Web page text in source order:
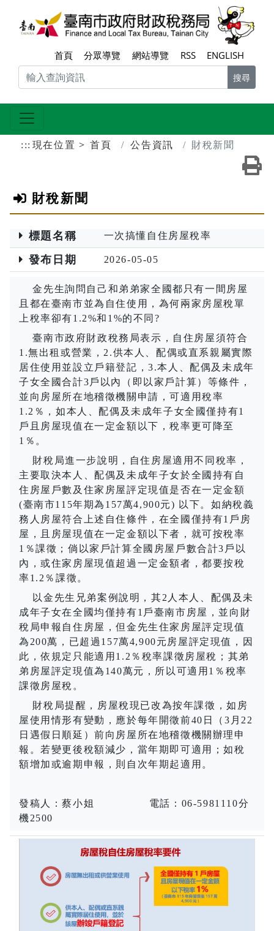
跳到主要內容區塊
首頁 分眾導覽 網站導覽 RSS ENGLISH
搜尋
::: 現在位置 首頁 公告資訊
財稅新聞
財稅新聞
標題名稱 一次搞懂自住房屋稅率
發布日期 2026-05-05
金先生詢問自己和弟弟家全國都只有一間房屋
且都在臺南市並為自住使用，為何兩家房屋稅單
上稅率卻有1.2%和 1%的不同?
臺南市政府財政稅務局表示，自住房屋須符合
1.無出租或營業， 2.供本人、配偶或直系親屬實際
居住使用並設立戶籍登記，3.本人、配偶及未成年
子女全國合計3戶以內（即以家戶計算）等條件，
並向房屋所在地稽徵機關申請，可適用稅率
1.2 ％，如本人、配偶及未成年子女全國僅持有1
戶且房屋現值在一定金額以下，稅率更可降至
1 ％。
財稅局進一步說明，自住房屋適用不同稅率，
主要取決本人、配偶及未成年子女於全國持有自
住房屋戶數及住家房屋評定現值是否在一定金額
(臺南市115年期為 157萬4,900元) 以下。如納稅義
務人房屋符合上述自住條件，在全國僅持有1 戶房
屋，且房屋現值在一定金額以下者，就可按稅率
1 ％課徵；倘以家戶計算全國房屋戶數合計3 戶以
內，或住家房屋現值超過一定金額者，都要按稅
率1.2 ％課徵。
以金先生兄弟案例說明，其2 人本人、配偶及未
成年子女在全國均僅持有1 戶臺南市房屋，並向財
稅局申報自住房屋，但金先生住家房屋評定現值
為 200萬，已超過 157萬4,900元房屋評定現值，因
此，依規定只能適用 1.2 ％稅率課徵房屋稅；其弟
弟房屋評定現值為 140萬元，所以可適用 1 ％稅率
課徵房屋稅。
財稅局提醒，房屋稅現已改為按年課徵，如房
屋使用情形有變動，應於每年開徵前40 日（3 月 22
日遇假日順延）前向房屋所在地稽徵機關辦理申
報。若變更後稅額減少，當年期即可適用；如稅
額增加或逾期申報，則自次年期起適用。
發稿人：蔡小姐 電話： 06-5981110分
機2500